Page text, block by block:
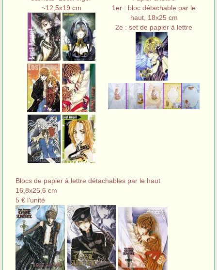
~12,5x19 cm
1er : bloc détachable par le
haut, 18x25 cm
2e : set de papier à lettre
Blocs de papier à lettre détachables par le haut
16,8x25,6 cm
5 € l'unité